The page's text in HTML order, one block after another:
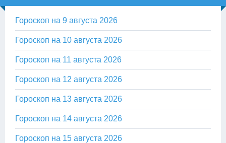
Гороскоп на 9 августа 2026
Гороскоп на 10 августа 2026
Гороскоп на 11 августа 2026
Гороскоп на 12 августа 2026
Гороскоп на 13 августа 2026
Гороскоп на 14 августа 2026
Гороскоп на 15 августа 2026